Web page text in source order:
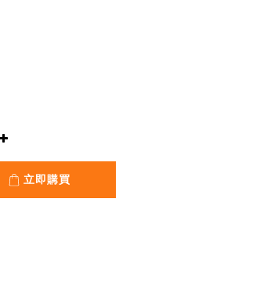
立即購買